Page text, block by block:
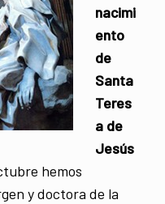
nacimi
ento
de
Santa
Teres
a de
Jesús
hemos
y doctora de la